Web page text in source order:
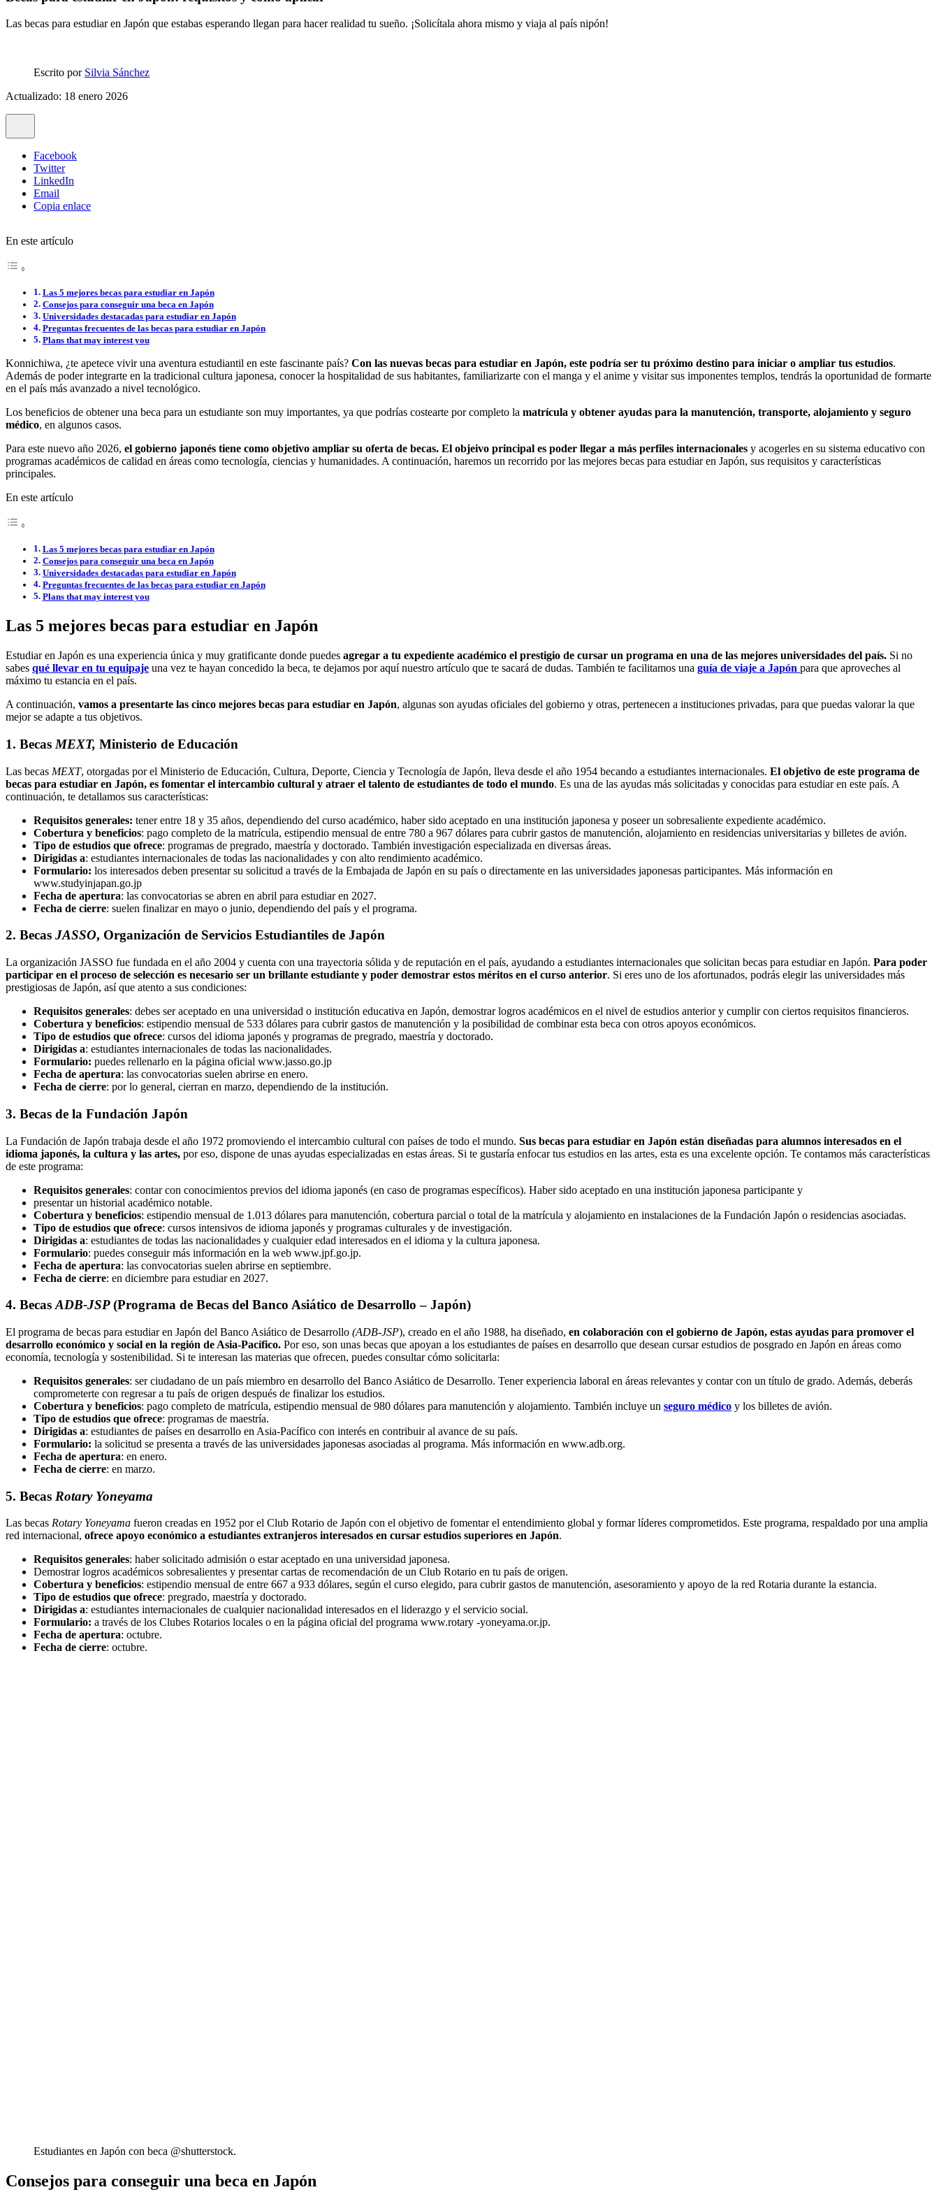
Las becas para estudiar en Japón que estabas esperando llegan para hacer realidad tu sueño. ¡Solicítala ahora mismo y viaja al país nipón!
Escrito por Silvia Sánchez
Actualizado: 18 enero 2026
Facebook
Twitter
LinkedIn
Email
Copia enlace
En este artículo
Las 5 mejores becas para estudiar en Japón
Consejos para conseguir una beca en Japón
Universidades destacadas para estudiar en Japón
Preguntas frecuentes de las becas para estudiar en Japón
Plans that may interest you
Konnichiwa, ¿te apetece vivir una aventura estudiantil en este fascinante país? Con las nuevas becas para estudiar en Japón, este podría ser tu próximo destino para iniciar o ampliar tus estudios.
Además de poder integrarte en la tradicional cultura japonesa, conocer la hospitalidad de sus habitantes, familiarizarte con el manga y el anime y visitar sus imponentes templos, tendrás la oportunidad de formarte
en el país más avanzado a nivel tecnológico.
Los beneficios de obtener una beca para un estudiante son muy importantes, ya que podrías costearte por completo la matrícula y obtener ayudas para la manutención, transporte, alojamiento y seguro
médico, en algunos casos.
Para este nuevo año 2026, el gobierno japonés tiene como objetivo ampliar su oferta de becas. El objeivo principal es poder llegar a más perfiles internacionales y acogerles en su sistema educativo con
programas académicos de calidad en áreas como tecnología, ciencias y humanidades. A continuación, haremos un recorrido por las mejores becas para estudiar en Japón, sus requisitos y características
principales.
En este artículo
Las 5 mejores becas para estudiar en Japón
Consejos para conseguir una beca en Japón
Universidades destacadas para estudiar en Japón
Preguntas frecuentes de las becas para estudiar en Japón
Plans that may interest you
Las 5 mejores becas para estudiar en Japón
Estudiar en Japón es una experiencia única y muy gratificante donde puedes agregar a tu expediente académico el prestigio de cursar un programa en una de las mejores universidades del país. Si no
sabes qué llevar en tu equipaje una vez te hayan concedido la beca, te dejamos por aquí nuestro artículo que te sacará de dudas. También te facilitamos una guía de viaje a Japón para que aproveches al
máximo tu estancia en el país.
A continuación, vamos a presentarte las cinco mejores becas para estudiar en Japón, algunas son ayudas oficiales del gobierno y otras, pertenecen a instituciones privadas, para que puedas valorar la que
mejor se adapte a tus objetivos.
1. Becas MEXT, Ministerio de Educación
Las becas MEXT, otorgadas por el Ministerio de Educación, Cultura, Deporte, Ciencia y Tecnología de Japón, lleva desde el año 1954 becando a estudiantes internacionales. El objetivo de este programa de
becas para estudiar en Japón, es fomentar el intercambio cultural y atraer el talento de estudiantes de todo el mundo. Es una de las ayudas más solicitadas y conocidas para estudiar en este país. A
continuación, te detallamos sus características:
Requisitos generales: tener entre 18 y 35 años, dependiendo del curso académico, haber sido aceptado en una institución japonesa y poseer un sobresaliente expediente académico.
Cobertura y beneficios: pago completo de la matrícula, estipendio mensual de entre 780 a 967 dólares para cubrir gastos de manutención, alojamiento en residencias universitarias y billetes de avión.
Tipo de estudios que ofrece: programas de pregrado, maestría y doctorado. También investigación especializada en diversas áreas.
Dirigidas a: estudiantes internacionales de todas las nacionalidades y con alto rendimiento académico.
Formulario: los interesados ​​deben presentar su solicitud a través de la Embajada de Japón en su país o directamente en las universidades japonesas participantes. Más información en
www.studyinjapan.go.jp​​​
Fecha de apertura: las convocatorias se abren en abril para estudiar en 2027.
Fecha de cierre: suelen finalizar en mayo o junio, dependiendo del país y el programa.
2. Becas JASSO, Organización de Servicios Estudiantiles de Japón
La organización JASSO fue fundada en el año 2004 y cuenta con una trayectoria sólida y de reputación en el país, ayudando a estudiantes internacionales que solicitan becas para estudiar en Japón. Para poder
participar en el proceso de selección es necesario ser un brillante estudiante y poder demostrar estos méritos en el curso anterior. Si eres uno de los afortunados, podrás elegir las universidades más
prestigiosas de Japón, así que atento a sus condiciones:
Requisitos generales: debes ser aceptado en una universidad o institución educativa en Japón, demostrar logros académicos en el nivel de estudios anterior y cumplir con ciertos requisitos financieros.
Cobertura y beneficios: estipendio mensual de 533 dólares para cubrir gastos de manutención y la posibilidad de combinar esta beca con otros apoyos económicos.
Tipo de estudios que ofrece: cursos del idioma japonés y programas de pregrado, maestría y doctorado.
Dirigidas a: estudiantes internacionales de todas las nacionalidades.
Formulario: puedes rellenarlo en la página oficial www.jasso.go.jp​​​​
Fecha de apertura: las convocatorias suelen abrirse en enero.
Fecha de cierre: por lo general, cierran en marzo, dependiendo de la institución.
3. Becas de la Fundación Japón
La Fundación de Japón trabaja desde el año 1972 promoviendo el intercambio cultural con países de todo el mundo. Sus becas para estudiar en Japón están diseñadas para alumnos interesados en el
idioma japonés, la cultura y las artes, por eso, dispone de unas ayudas especializadas en estas áreas. Si te gustaría enfocar tus estudios en las artes, esta es una excelente opción. Te contamos más características
de este programa:
Requisitos generales: contar con conocimientos previos del idioma japonés (en caso de programas específicos). Haber sido aceptado en una institución japonesa participante y
presentar un historial académico notable.
Cobertura y beneficios: estipendio mensual de 1.013 dólares para manutención, cobertura parcial o total de la matrícula y alojamiento en instalaciones de la Fundación Japón o residencias asociadas.
Tipo de estudios que ofrece: cursos intensivos de idioma japonés y programas culturales y de investigación.
Dirigidas a: estudiantes de todas las nacionalidades y cualquier edad interesados ​​en el idioma y la cultura japonesa.
Formulario: puedes conseguir más información en la web www.jpf.go.jp.
Fecha de apertura: las convocatorias suelen abrirse en septiembre.
Fecha de cierre: en diciembre para estudiar en 2027.
4. BecasADB-JSP(Programa de Becas del Banco Asiático de Desarrollo – Japón)
El programa de becas para estudiar en Japón del Banco Asiático de Desarrollo (ADB-JSP), creado en el año 1988, ha diseñado, en colaboración con el gobierno de Japón, estas ayudas para promover el
desarrollo económico y social en la región de Asia-Pacífico. Por eso, son unas becas que apoyan a los estudiantes de países en desarrollo que desean cursar estudios de posgrado en Japón en áreas como
economía, tecnología y sostenibilidad. Si te interesan las materias que ofrecen, puedes consultar cómo solicitarla:
Requisitos generales: ser ciudadano de un país miembro en desarrollo del Banco Asiático de Desarrollo. Tener experiencia laboral en áreas relevantes y contar con un título de grado. Además, deberás
comprometerte con regresar a tu país de origen después de finalizar los estudios.
Cobertura y beneficios: pago completo de matrícula, estipendio mensual de 980 dólares para manutención y alojamiento. También incluye un seguro médico y los billetes de avión.
Tipo de estudios que ofrece: programas de maestría.
Dirigidas a: estudiantes de países en desarrollo en Asia-Pacífico con interés en contribuir al avance de su país.
Formulario: la solicitud se presenta a través de las universidades japonesas asociadas al programa. Más información en www.adb.org.
Fecha de apertura: en enero.
Fecha de cierre: en marzo.
5. Becas Rotary Yoneyama
Las becas Rotary Yoneyama fueron creadas en 1952 por el Club Rotario de Japón con el objetivo de fomentar el entendimiento global y formar líderes comprometidos. Este programa, respaldado por una amplia
red internacional, ofrece apoyo económico a estudiantes extranjeros interesados ​​en cursar estudios superiores en Japón.
Requisitos generales: haber solicitado admisión o estar aceptado en una universidad japonesa.
Demostrar logros académicos sobresalientes y presentar cartas de recomendación de un Club Rotario en tu país de origen.
Cobertura y beneficios: estipendio mensual de entre 667 a 933 dólares, según el curso elegido, para cubrir gastos de manutención, asesoramiento y apoyo de la red Rotaria durante la estancia.
Tipo de estudios que ofrece: pregrado, maestría y doctorado.
Dirigidas a: estudiantes internacionales de cualquier nacionalidad interesados ​​en el liderazgo y el servicio social.
Formulario: a través de los Clubes Rotarios locales o en la página oficial del programa www.rotary -yoneyama.or.jp.
Fecha de apertura: octubre.
Fecha de cierre: octubre.
Estudiantes en Japón con beca @shutterstock.
Consejos para conseguir una beca en Japón